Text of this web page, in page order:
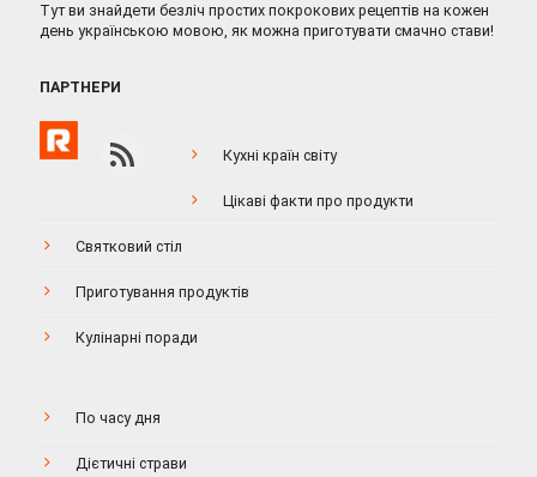
Тут ви знайдети безліч простих покрокових рецептів на кожен
день українською мовою, як можна приготувати смачно стави!
ПАРТНЕРИ
Кухні країн світу
Цікаві факти про продукти
Святковий стіл
Приготування продуктів
Кулінарні поради
По часу дня
Дієтичні страви